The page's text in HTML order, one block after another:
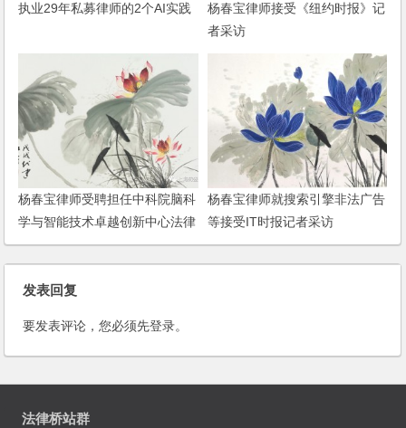
执业29年私募律师的2个AI实践
杨春宝律师接受《纽约时报》记
者采访
杨春宝律师受聘担任中科院脑科
学与智能技术卓越创新中心法律
顾问
杨春宝律师就搜索引擎非法广告
等接受IT时报记者采访
发表回复
要发表评论，您必须先登录。
法律桥站群